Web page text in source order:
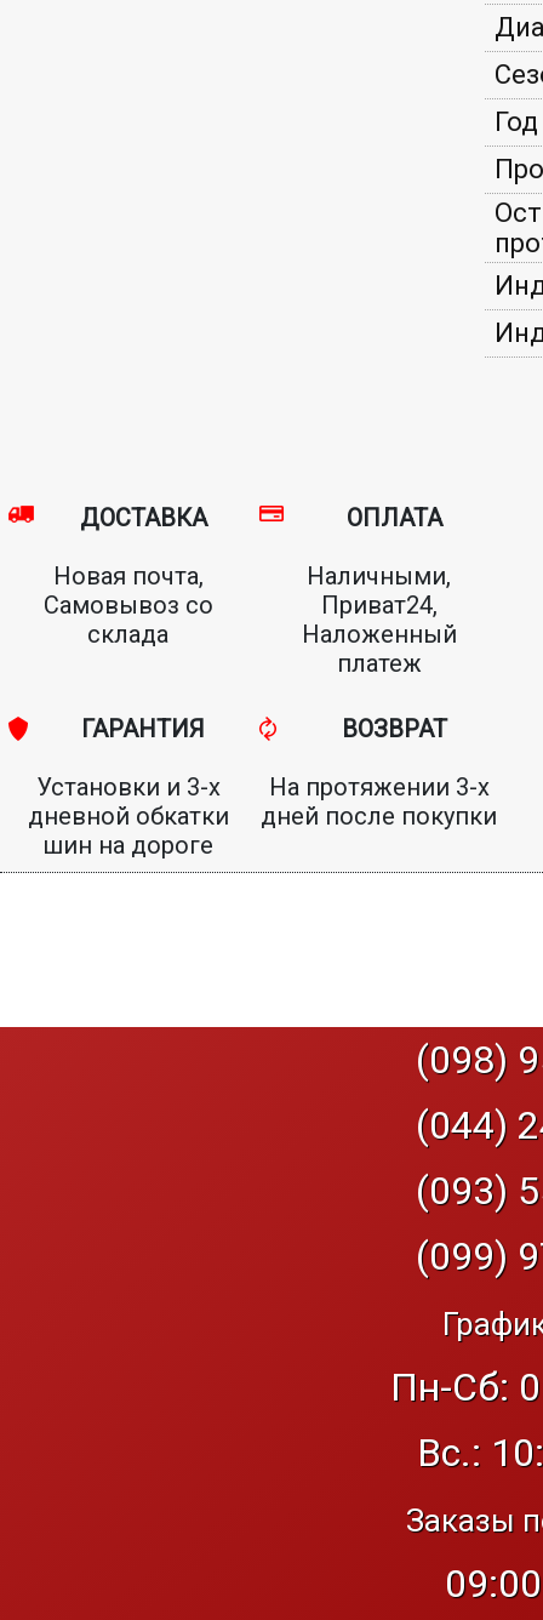
ДОСТАВКА
Новая почта,
Самовывоз со
склада
ОПЛАТА
Наличными,
Приват24,
Наложенный
платеж
ГАРАНТИЯ
Установки и 3-х
дневной обкатки
шин на дороге
ВОЗВРАТ
На протяжении 3-х
дней после покупки
(098)
(044)
(093)
(099)
Пн-Сб:
Вс.:
Заказы